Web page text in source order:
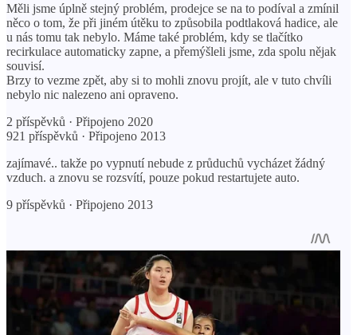
Měli jsme úplně stejný problém, prodejce se na to podíval a zmínil
něco o tom, že při jiném útěku to způsobila podtlaková hadice, ale
u nás tomu tak nebylo. Máme také problém, kdy se tlačítko
recirkulace automaticky zapne, a přemýšleli jsme, zda spolu nějak
souvisí.
Brzy to vezme zpět, aby si to mohli znovu projít, ale v tuto chvíli
nebylo nic nalezeno ani opraveno.
2 příspěvků · Připojeno 2020
921 příspěvků · Připojeno 2013
zajímavé.. takže po vypnutí nebude z průduchů vycházet žádný
vzduch. a znovu se rozsvítí, pouze pokud restartujete auto.
9 příspěvků · Připojeno 2013